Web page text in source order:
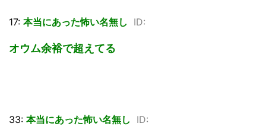
17: 本当にあった怖い名無し ID:
オウム余裕で超えてる
33: 本当にあった怖い名無し ID: